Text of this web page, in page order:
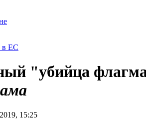
в ЕС
"убийца
15:25